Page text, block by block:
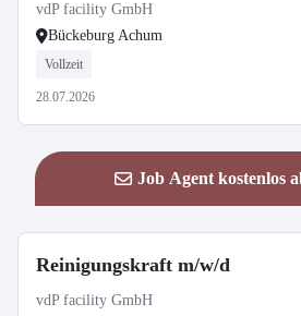
vdP facility GmbH
Bückeburg Achum
Vollzeit
28.07.2026
Job Agent kostenlos
Reinigungskraft m/w/d
vdP facility GmbH